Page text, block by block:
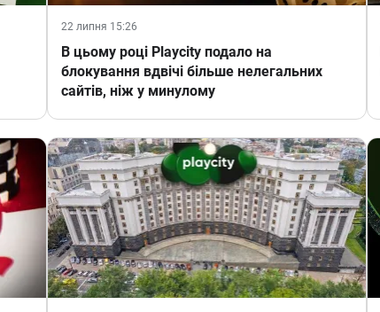
22 липня 15:26
В цьому році Playcity подало на
блокування вдвічі більше нелегальних
сайтів, ніж у минулому